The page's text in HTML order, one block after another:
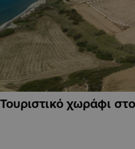
Τουριστικό χωράφι